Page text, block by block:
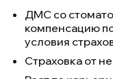
ДМС со
компенсацию
условия
Страховка от